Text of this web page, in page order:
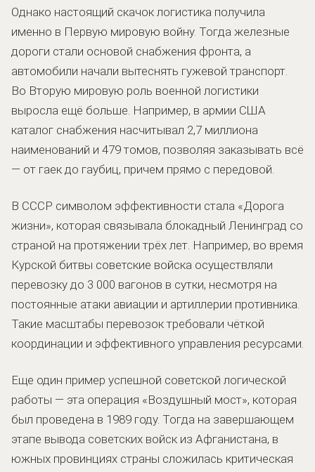
Однако настоящий скачок логистика получила
именно в Первую мировую войну. Тогда железные
дороги стали основой снабжения фронта, а
автомобили начали вытеснять гужевой транспорт.
Во Вторую мировую роль военной логистики
выросла ещё больше. Например, в армии США
каталог снабжения насчитывал 2,7 миллиона
наименований и 479 томов, позволяя заказывать всё
— от гаек до гаубиц, причем прямо с передовой.
В СССР символом эффективности стала «Дорога
жизни», которая связывала блокадный Ленинград со
страной на протяжении трёх лет. Например, во время
Курской битвы советские войска осуществляли
перевозку до 3 000 вагонов в сутки, несмотря на
постоянные атаки авиации и артиллерии противника.
Такие масштабы перевозок требовали чёткой
координации и эффективного управления ресурсами.
Еще один пример успешной советской логической
работы — эта операция «Воздушный мост», которая
был проведена в 1989 году. Тогда на завершающем
этапе вывода советских войск из Афганистана, в
южных провинциях страны сложилась критическая